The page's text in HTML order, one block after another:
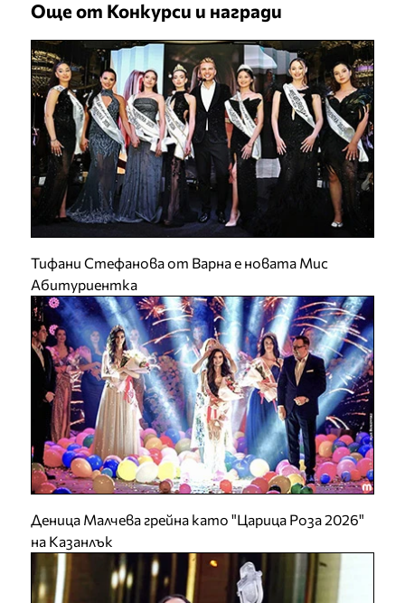
Още от Конкурси и награди
Тифани Стефанова от Варна е новата Мис
Абитуриентка
Деница Малчева грейна като "Царица Роза 2026"
на Казанлък